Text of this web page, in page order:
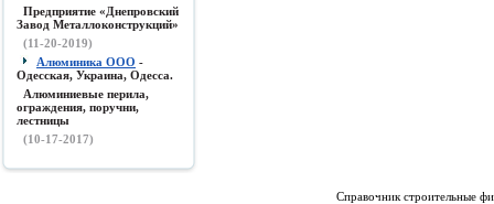
Предприятие «Днепровский
Завод Металлоконструкций»
(11-20-2019)
Алюминика ООО -
Одесская, Украина, Одесса.
Алюминиевые перила,
ограждения, поручни,
лестницы
(10-17-2017)
Справочник строительные